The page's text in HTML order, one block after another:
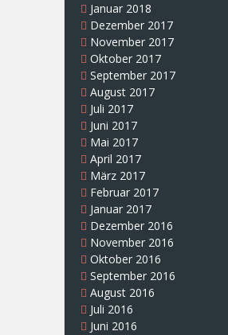
Januar 2018
Dezember 2017
November 2017
Oktober 2017
September 2017
August 2017
Juli 2017
Juni 2017
Mai 2017
April 2017
März 2017
Februar 2017
Januar 2017
Dezember 2016
November 2016
Oktober 2016
September 2016
August 2016
Juli 2016
Juni 2016